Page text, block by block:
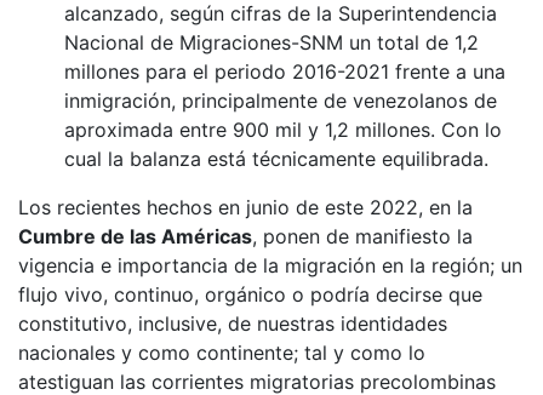
alcanzado, según cifras de la Superintendencia
Nacional de Migraciones-SNM un total de 1,2
millones para el periodo 2016-2021 frente a una
inmigración, principalmente de venezolanos de
aproximada entre 900 mil y 1,2 millones. Con lo
cual la balanza está técnicamente equilibrada.
Los recientes hechos en junio de este 2022, en la
Cumbre de las Américas, ponen de manifiesto la
vigencia e importancia de la migración en la región; un
flujo vivo, continuo, orgánico o podría decirse que
constitutivo, inclusive, de nuestras identidades
nacionales y como continente; tal y como lo
atestiguan las corrientes migratorias precolombinas